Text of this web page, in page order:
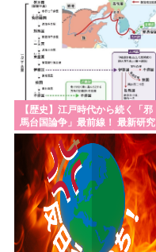
【歴史】江戸時代から続く「邪
馬台国論争」最前線！ 最新研究
で見えてきた「卑弥呼の国」の
有力説